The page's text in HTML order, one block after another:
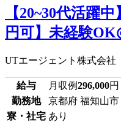
【20~30代活躍
円可】未経験
UTエージェント株式会社
給与 月収例296,000円
勤務地
京都府 福知山市
寮・社宅 あり